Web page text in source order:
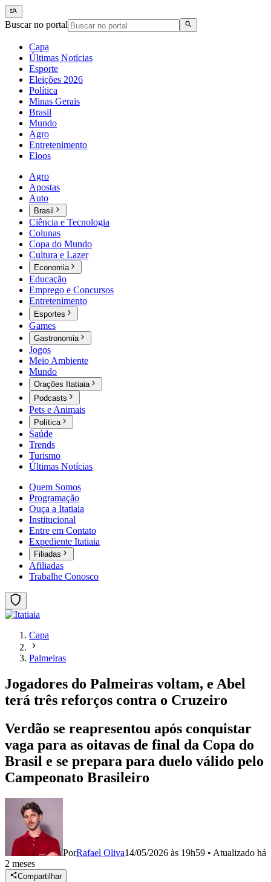
Buscar no portal
Capa
Últimas Notícias
Esporte
Eleições 2026
Política
Minas Gerais
Brasil
Mundo
Agro
Entretenimento
Eloos
Agro
Apostas
Auto
Brasil
Ciência e Tecnologia
Colunas
Copa do Mundo
Cultura e Lazer
Economia
Educação
Emprego e Concursos
Entretenimento
Esportes
Games
Gastronomia
Jogos
Meio Ambiente
Mundo
Orações Itatiaia
Podcasts
Pets e Animais
Política
Saúde
Trends
Turismo
Últimas Notícias
Quem Somos
Programação
Ouça a Itatiaia
Institucional
Entre em Contato
Expediente Itatiaia
Filiadas
Afiliadas
Trabalhe Conosco
Capa
Palmeiras
Jogadores do Palmeiras voltam, e Abel
terá três reforços contra o Cruzeiro
Verdão se reapresentou após conquistar
vaga para as oitavas de final da Copa do
Brasil e se prepara para duelo válido pelo
Campeonato Brasileiro
PorRafael Oliva14/05/2026 às 19h59 • Atualizado há
2 meses
Compartilhar